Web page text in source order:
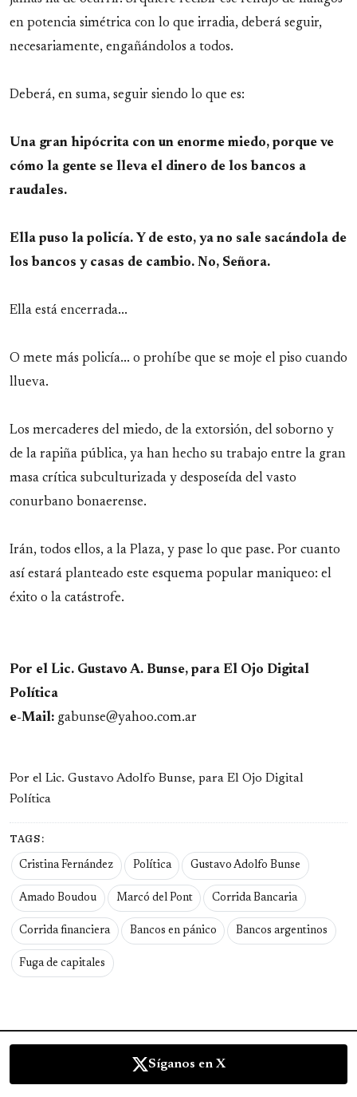
en potencia simétrica con lo que irradia, deberá seguir,
necesariamente, engañándolos a todos.
Deberá, en suma, seguir siendo lo que es:
Una gran hipócrita con un enorme miedo, porque ve
cómo la gente se lleva el dinero de los bancos a
raudales.
Ella puso la policía. Y de esto, ya no sale sacándola de
los bancos y casas de cambio. No, Señora.
Ella está encerrada...
O mete más policía... o prohíbe que se moje el piso cuando
llueva.
Los mercaderes del miedo, de la extorsión, del soborno y
de la rapiña pública, ya han hecho su trabajo entre la gran
masa crítica subculturizada y desposeída del vasto
conurbano bonaerense.
Irán, todos ellos, a la Plaza, y pase lo que pase. Por cuanto
así estará planteado este esquema popular maniqueo: el
éxito o la catástrofe.
Por el Lic. Gustavo A. Bunse, para El Ojo Digital
Política
e-Mail: gabunse@yahoo.com.ar
Por el Lic. Gustavo Adolfo Bunse, para El Ojo Digital
Política
TAGS:
Cristina Fernández Política Gustavo Adolfo Bunse
Amado Boudou Marcó del Pont Corrida Bancaria
Corrida financiera Bancos en pánico Bancos argentinos
Fuga de capitales
Síganos en X